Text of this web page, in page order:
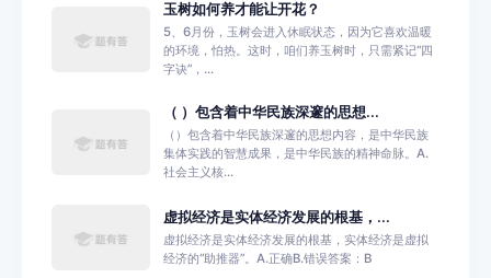
玉树如何养才能让开花？
5、6月份，玉树会进入休眠状态，因为它喜欢温暖
的环境，怕热。这时，咱们养玉树时，只需紧记“四
字诀”，...
（ ）包含着中华民族深邃的思想...
（）包含着中华民族深邃的思想内容，是中华民族
集体实践的智慧成果，是中华民族的精神命脉。A.
社会主义核...
虚拟经济是实体经济发展的根基，...
虚拟经济是实体经济发展的根基，实体经济是虚拟
经济的“助推器”。A.正确B.错误答案：B